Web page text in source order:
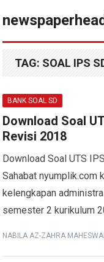
TAG: SOAL IPS
BANK SOAL SD
Download Soal
Revisi 2018
Download Soal UTS
Sahabat nyumplik.com
kelengkapan
semester 2 kurikulum
NABILA AZ-ZAHRA